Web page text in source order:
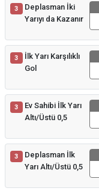
3
Deplasman İki
Yarıyı da Kazanır
3
İlk Yarı Karşılıklı
Gol
3
Ev Sahibi İlk Yarı
Altı/Üstü 0,5
3
Deplasman İlk
Yarı Altı/Üstü 0,5